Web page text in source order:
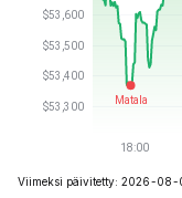
Viimeksi päivitetty: 2026-08-